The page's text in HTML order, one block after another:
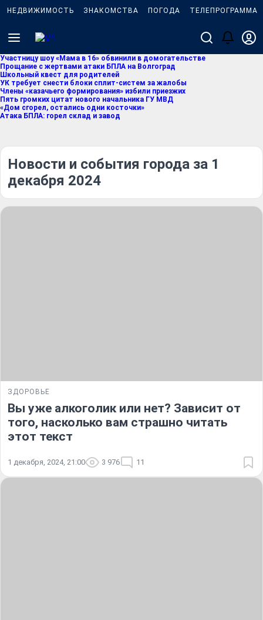
НЕДВИЖИМОСТЬ ЗНАКОМСТВА ПОГОДА ТЕЛЕПРОГРАММА
Участницу шоу «Мама в 16» обвинили в домогательстве
Прощание с жертвами атаки БПЛА на Волгоград
Школьный квест для родителей
УК требует снести блоки сплит-систем за жалобы
Члены «казачьего формирования» избили приезжих
Пять громких цитат нового начальника ГУ МВД
«Дом сгорел, остались одни косточки»
Атака БПЛА: горел склад и завод
Новости и события города за 1
декабря 2024
ЗДОРОВЬЕ
Вы уже алкоголик или нет? Зависит от
того, насколько вам страшно читать
этот текст
1 декабря, 2024, 21:00 3 976 11